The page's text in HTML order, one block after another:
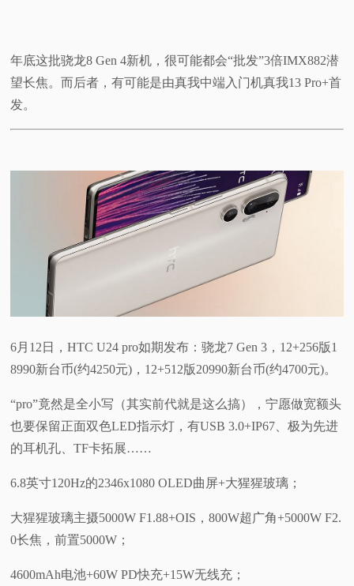
年底这批骁龙8 Gen 4新机，很可能都会“批发”3倍IMX882潜
望长焦。而后者，有可能是由真我中端入门机真我13 Pro+首
发。
6月12日，HTC U24 pro如期发布：骁龙7 Gen 3，12+256版1
8990新台币(约4250元)，12+512版20990新台币(约4700元)。
“pro”竟然是全小写（其实前代就是这么搞），宁愿做宽额头
也要保留正面双色LED指示灯，有USB 3.0+IP67、极为先进
的耳机孔、TF卡拓展……
6.8英寸120Hz的2346x1080 OLED曲屏+大猩猩玻璃；
大猩猩玻璃主摄5000W F1.88+OIS，800W超广角+5000W F2.
0长焦，前置5000W；
4600mAh电池+60W PD快充+15W无线充；